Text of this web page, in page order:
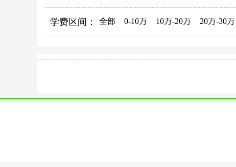
学费区间： 全部 0-10万 10万-20万 20万-30万